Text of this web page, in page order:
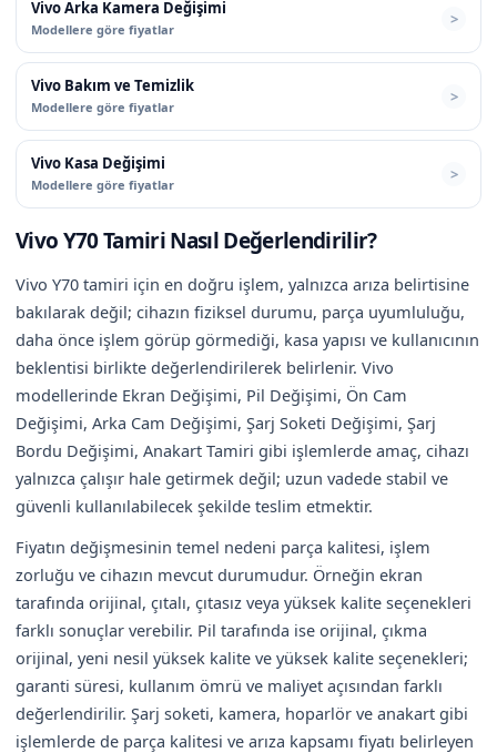
Vivo Arka Kamera Değişimi
Modellere göre fiyatlar
Vivo Bakım ve Temizlik
Modellere göre fiyatlar
Vivo Kasa Değişimi
Modellere göre fiyatlar
Vivo Y70 Tamiri Nasıl Değerlendirilir?
Vivo Y70 tamiri için en doğru işlem, yalnızca arıza belirtisine
bakılarak değil; cihazın fiziksel durumu, parça uyumluluğu,
daha önce işlem görüp görmediği, kasa yapısı ve kullanıcının
beklentisi birlikte değerlendirilerek belirlenir. Vivo
modellerinde Ekran Değişimi, Pil Değişimi, Ön Cam
Değişimi, Arka Cam Değişimi, Şarj Soketi Değişimi, Şarj
Bordu Değişimi, Anakart Tamiri gibi işlemlerde amaç, cihazı
yalnızca çalışır hale getirmek değil; uzun vadede stabil ve
güvenli kullanılabilecek şekilde teslim etmektir.
Fiyatın değişmesinin temel nedeni parça kalitesi, işlem
zorluğu ve cihazın mevcut durumudur. Örneğin ekran
tarafında orijinal, çıtalı, çıtasız veya yüksek kalite seçenekleri
farklı sonuçlar verebilir. Pil tarafında ise orijinal, çıkma
orijinal, yeni nesil yüksek kalite ve yüksek kalite seçenekleri;
garanti süresi, kullanım ömrü ve maliyet açısından farklı
değerlendirilir. Şarj soketi, kamera, hoparlör ve anakart gibi
işlemlerde de parça kalitesi ve arıza kapsamı fiyatı belirleyen